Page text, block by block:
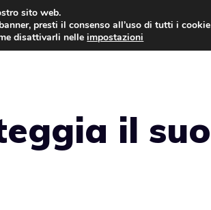
ANTICIPAZIONI CENTOVETRINE
il suo
sito web.
presti il consenso all’uso di tutti i cookie
disattivarli nelleimpostazioni